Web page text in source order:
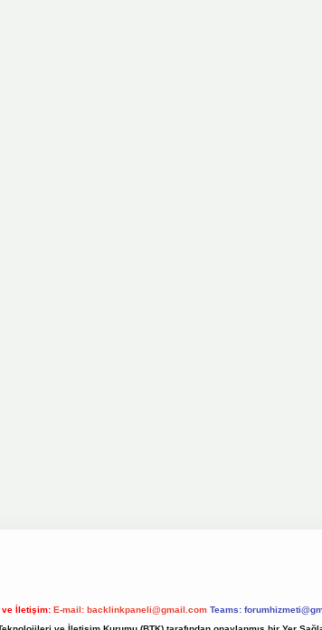
ve İletişim: E-mail: backlinkpaneli@gmail.com Teams: